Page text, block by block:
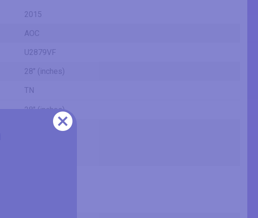
2015
AOC
U2879VF
28" (inches)
TN
28" (inches)